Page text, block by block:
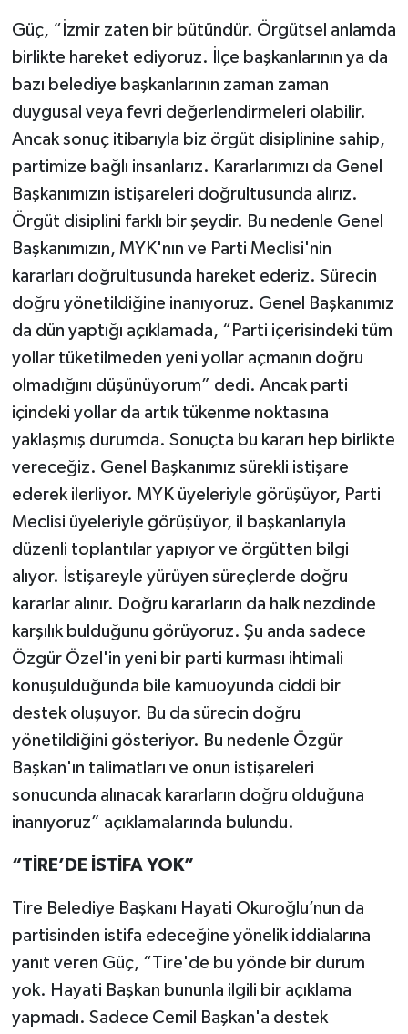
Güç, “İzmir zaten bir bütündür. Örgütsel anlamda
birlikte hareket ediyoruz. İlçe başkanlarının ya da
bazı belediye başkanlarının zaman zaman
duygusal veya fevri değerlendirmeleri olabilir.
Ancak sonuç itibarıyla biz örgüt disiplinine sahip,
partimize bağlı insanlarız. Kararlarımızı da Genel
Başkanımızın istişareleri doğrultusunda alırız.
Örgüt disiplini farklı bir şeydir. Bu nedenle Genel
Başkanımızın, MYK'nın ve Parti Meclisi'nin
kararları doğrultusunda hareket ederiz. Sürecin
doğru yönetildiğine inanıyoruz. Genel Başkanımız
da dün yaptığı açıklamada, “Parti içerisindeki tüm
yollar tüketilmeden yeni yollar açmanın doğru
olmadığını düşünüyorum” dedi. Ancak parti
içindeki yollar da artık tükenme noktasına
yaklaşmış durumda. Sonuçta bu kararı hep birlikte
vereceğiz. Genel Başkanımız sürekli istişare
ederek ilerliyor. MYK üyeleriyle görüşüyor, Parti
Meclisi üyeleriyle görüşüyor, il başkanlarıyla
düzenli toplantılar yapıyor ve örgütten bilgi
alıyor. İstişareyle yürüyen süreçlerde doğru
kararlar alınır. Doğru kararların da halk nezdinde
karşılık bulduğunu görüyoruz. Şu anda sadece
Özgür Özel'in yeni bir parti kurması ihtimali
konuşulduğunda bile kamuoyunda ciddi bir
destek oluşuyor. Bu da sürecin doğru
yönetildiğini gösteriyor. Bu nedenle Özgür
Başkan'ın talimatları ve onun istişareleri
sonucunda alınacak kararların doğru olduğuna
inanıyoruz” açıklamalarında bulundu.
“TİRE’DE İSTİFA YOK”
Tire Belediye Başkanı Hayati Okuroğlu’nun da
partisinden istifa edeceğine yönelik iddialarına
yanıt veren Güç, “Tire'de bu yönde bir durum
yok. Hayati Başkan bununla ilgili bir açıklama
yapmadı. Sadece Cemil Başkan'a destek